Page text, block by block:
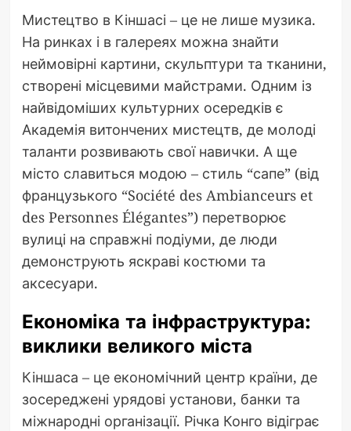
Мистецтво в Кіншасі – це не лише музика.
На ринках і в галереях можна знайти
неймовірні картини, скульптури та тканини,
створені місцевими майстрами. Одним із
найвідоміших культурних осередків є
Академія витончених мистецтв, де молоді
таланти розвивають свої навички. А ще
місто славиться модою – стиль “сапе” (від
французького “Société des Ambianceurs et
des Personnes Élégantes”) перетворює
вулиці на справжні подіуми, де люди
демонструють яскраві костюми та
аксесуари.
Економіка та інфраструктура:
виклики великого міста
Кіншаса – це економічний центр країни, де
зосереджені урядові установи, банки та
міжнародні організації. Річка Конго відіграє